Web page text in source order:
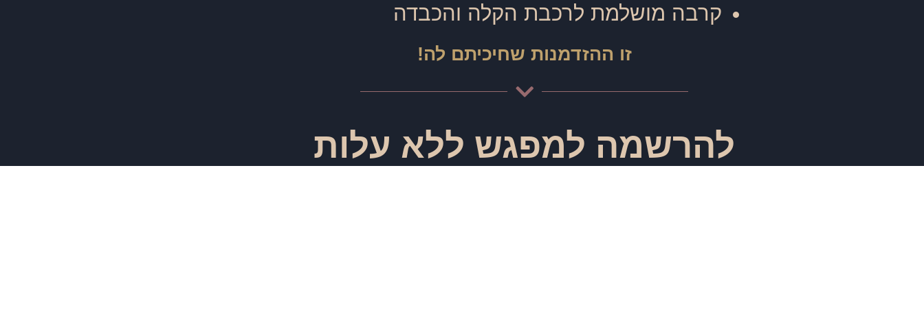
קרבה מושלמת לרכבת הקלה והכבדה
זו ההזדמנות שחיכיתם לה!
להרשמה למפגש ללא עלות